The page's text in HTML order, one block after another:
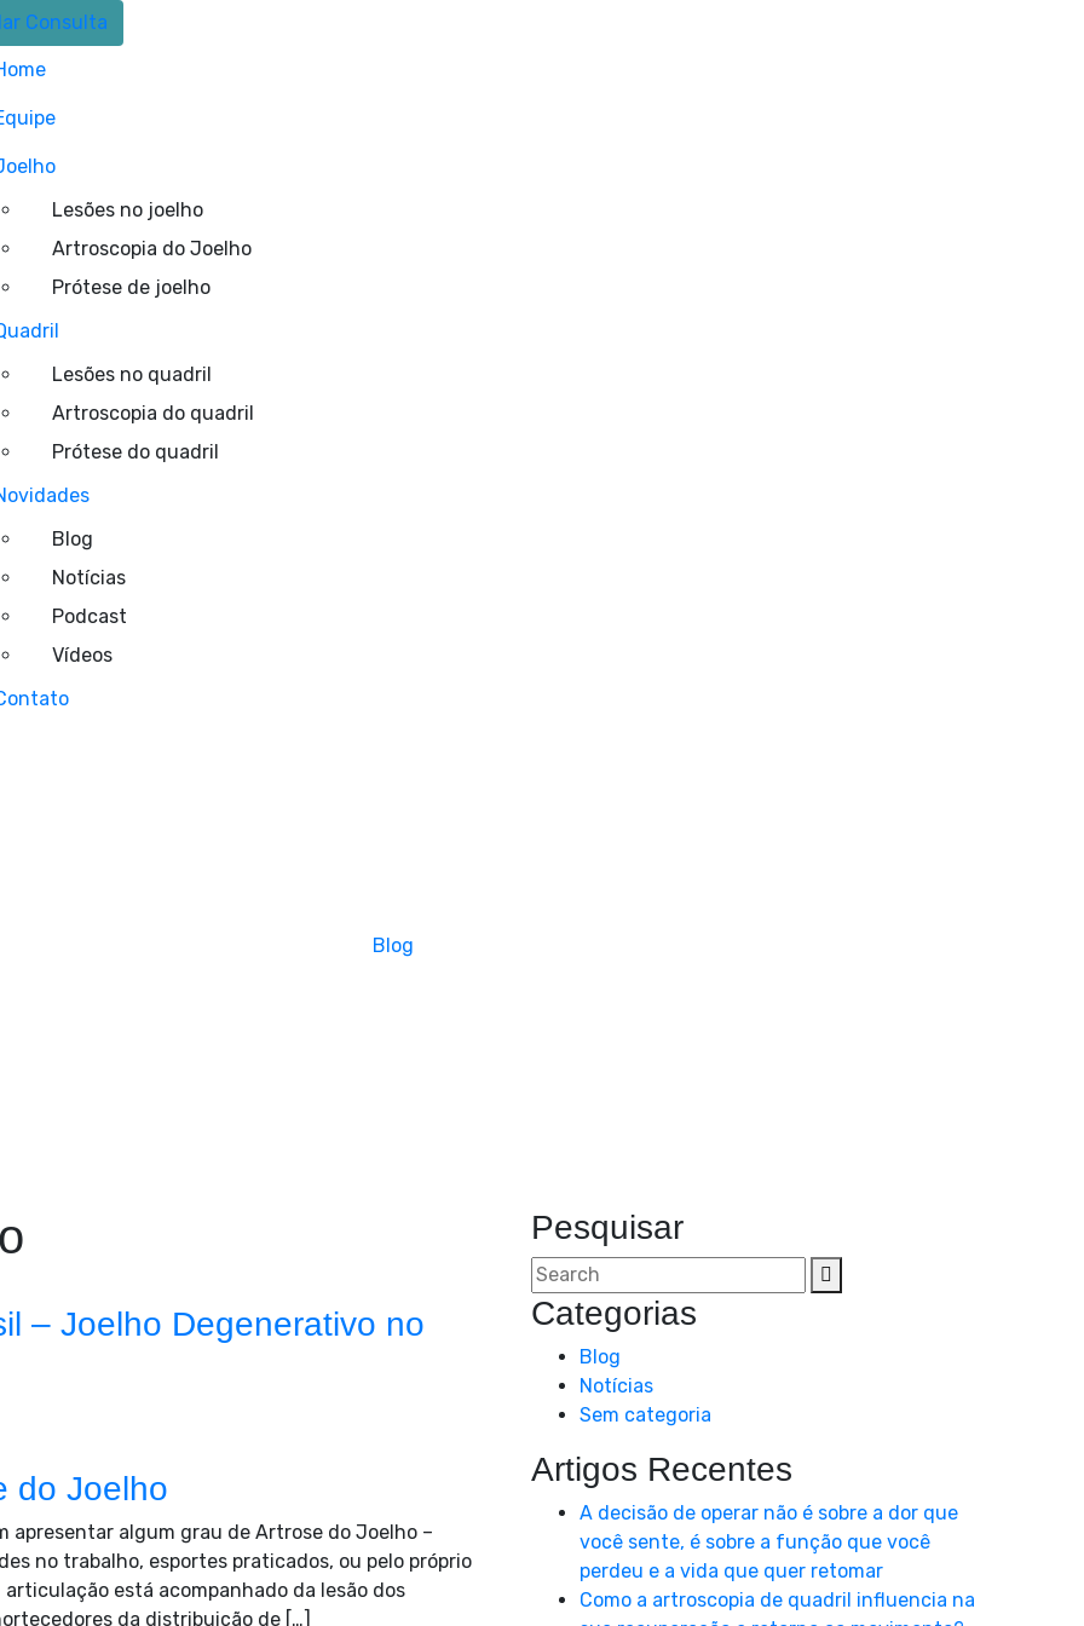
Consulta
Lesões no joelho
Artroscopia do Joelho
Prótese de joelho
Lesões no quadril
Artroscopia do quadril
Prótese do quadril
Blog
Notícias
Podcast
Vídeos
Blog
– Joelho Degenerativo no
do Joelho
apresentar algum grau de Artrose do Joelho –
no trabalho, esportes praticados, ou pelo próprio
está acompanhado da lesão dos
da distribuição de […]
Pesquisar
Categorias
Blog
Notícias
Sem categoria
Artigos Recentes
A decisão de operar não é sobre a dor que
você sente, é sobre a função que você
perdeu e a vida que quer retomar
Como a artroscopia de quadril influencia na